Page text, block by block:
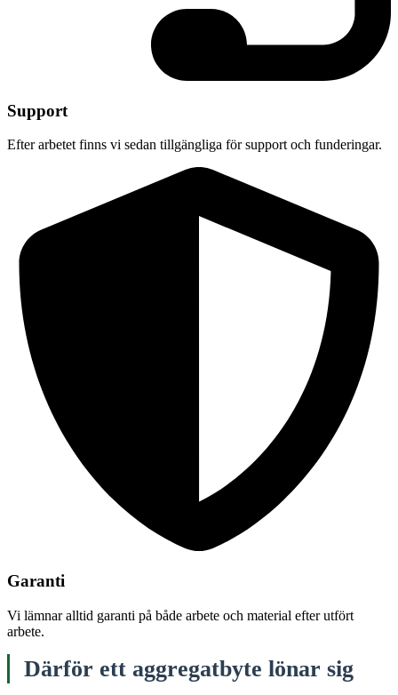
Support
Efter arbetet finns vi sedan tillgängliga för support och funderingar.
Garanti
Vi lämnar alltid garanti på både arbete och material efter utfört
arbete.
Därför ett aggregatbyte lönar sig